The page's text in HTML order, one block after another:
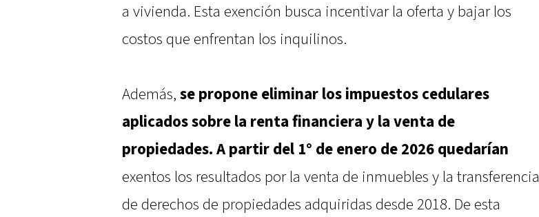
a vivienda. Esta exención busca incentivar la oferta y bajar los
costos que enfrentan los inquilinos.
Además, se propone eliminar los impuestos cedulares
aplicados sobre la renta financiera y la venta de
propiedades. A partir del 1° de enero de 2026 quedarían
exentos los resultados por la venta de inmuebles y la transferencia
de derechos de propiedades adquiridas desde 2018. De esta